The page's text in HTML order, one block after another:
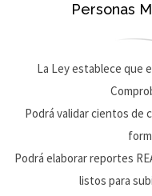
Personas
La Ley establece que
Podrá validar cientos de
Podrá elaborar reportes
listos para